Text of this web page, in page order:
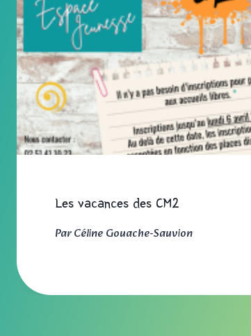
Les vacances des CM2
ParCéline Gouache-Sauvion